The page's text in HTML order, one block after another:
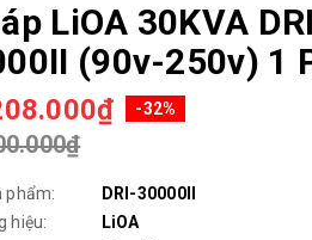
LiOA 30KVA
(90v-250v) 1
-32%
phẩm:
DRI-30000II
hiệu:
LiOA